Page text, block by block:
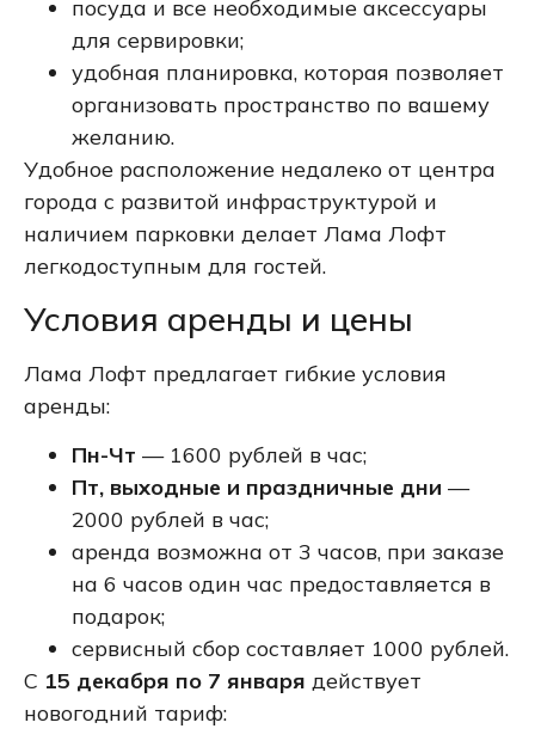
посуда и все необходимые аксессуары
для сервировки;
удобная планировка, которая позволяет
организовать пространство по вашему
желанию.
Удобное расположение недалеко от центра
города с развитой инфраструктурой и
наличием парковки делает Лама Лофт
легкодоступным для гостей.
Условия аренды и цены
Лама Лофт предлагает гибкие условия
аренды:
Пн-Чт — 1600 рублей в час;
Пт, выходные и праздничные дни —
2000 рублей в час;
аренда возможна от 3 часов, при заказе
на 6 часов один час предоставляется в
подарок;
сервисный сбор составляет 1000 рублей.
С 15 декабря по 7 января действует
новогодний тариф: